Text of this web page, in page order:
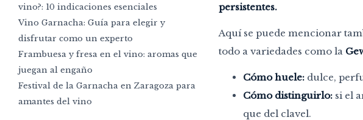
vino?: 10 indicaciones esenciales
Vino Garnacha: Guía para elegir y
disfrutar como un experto
Frambuesa y fresa en el vino: aromas que
juegan al engaño
Festival de la Garnacha en Zaragoza para
amantes del vino
persistentes.
Aquí se puede mencionar
todo a variedades como la
Cómo huele:dulce,
Cómo distinguirlo:si el
que del clavel.